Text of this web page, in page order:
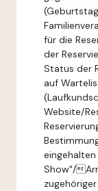
für die
der
Status der
auf
Website/
Show"/